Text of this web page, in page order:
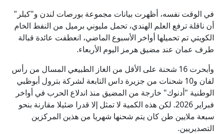
في الوقت نفسه، أظهرت بيانات مجموعة بورصات لندن و"كبلر"
أن ناقلة ترفع العلم الهندي، تحمل مليوني برميل من النفط الخام
الكويتي تم تحميلها أواخر الأسبوع الماضي، انعطفت عائدة قبالة
طرف عمان عند مضيق هرمز اليوم الأربعاء.
وأبحرت 16 شحنة على الأقل من الغاز الطبيعي المسال من رأس
لفان و10 شحنات من جزيرة داس التابعة لشركة بترول أبوظبي
الوطنية "أدنوك" خارجة من المضيق منذ اندلاع الحرب في أواخر
⁠فبراير 2026. لكن هذه الكمية لا تمثل إلا قدرا ضئيلا مقارنة بنحو
سبعة ملايين طن كان يتم شحنها شهريا من هذين المركزين
التصديريين.